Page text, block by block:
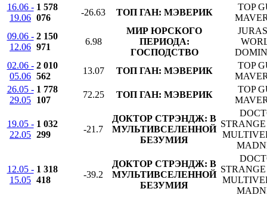
16.06 -
19.06
1 578
076
-26.63 ТОП ГАН: МЭВЕРИК
TOP
09.06 -
12.06
2 150
971
6.98
МИР ЮРСКОГО
ПЕРИОДА:
ГОСПОДСТВО
02.06 -
05.06
2 010
562
13.07 ТОП ГАН: МЭВЕРИК
TOP
26.05 -
29.05
1 778
107
72.25 ТОП ГАН: МЭВЕРИК
TOP
19.05 -
22.05
1 032
299
-21.7
ДОКТОР СТРЭНДЖ: В
МУЛЬТИВСЕЛЕННОЙ
БЕЗУМИЯ
12.05 -
15.05
1 318
418
-39.2
ДОКТОР СТРЭНДЖ: В
МУЛЬТИВСЕЛЕННОЙ
БЕЗУМИЯ